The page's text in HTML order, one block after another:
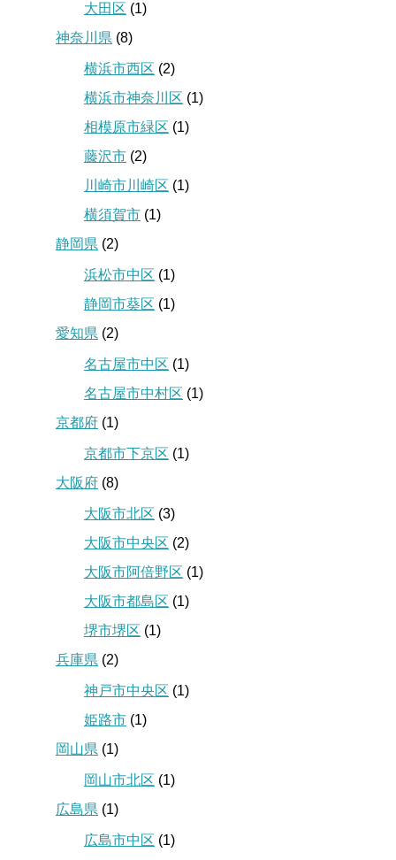
大田区 (1)
神奈川県 (8)
横浜市西区 (2)
横浜市神奈川区 (1)
相模原市緑区 (1)
藤沢市 (2)
川崎市川崎区 (1)
横須賀市 (1)
静岡県 (2)
浜松市中区 (1)
静岡市葵区 (1)
愛知県 (2)
名古屋市中区 (1)
名古屋市中村区 (1)
京都府 (1)
京都市下京区 (1)
大阪府 (8)
大阪市北区 (3)
大阪市中央区 (2)
大阪市阿倍野区 (1)
大阪市都島区 (1)
堺市堺区 (1)
兵庫県 (2)
神戸市中央区 (1)
姫路市 (1)
岡山県 (1)
岡山市北区 (1)
広島県 (1)
広島市中区 (1)